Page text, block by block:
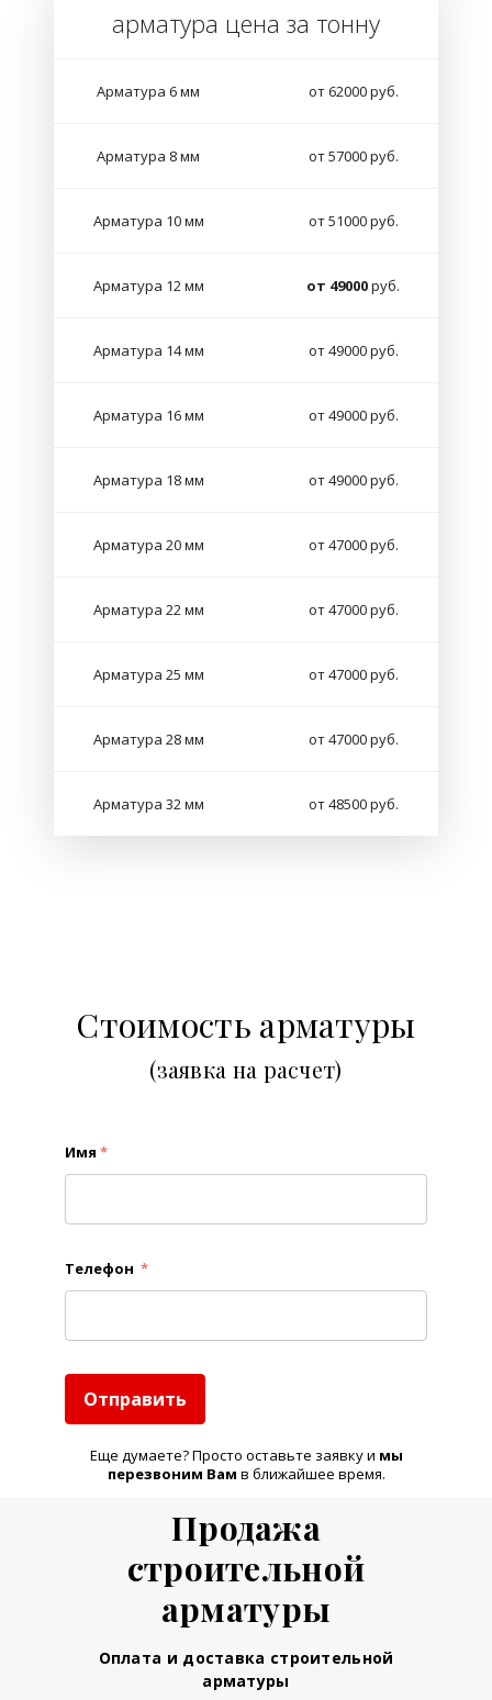
арматура цена за тонну
Арматура 6 мм от 62000 руб.
Арматура 8 мм от 57000 руб.
Арматура 10 мм от 51000 руб.
Арматура 12 мм от 49000руб.
Арматура 14 мм от 49000 руб.
Арматура 16 мм от 49000 руб.
Арматура 18 мм от 49000 руб.
Арматура 20 мм от 47000 руб.
Арматура 22 мм от 47000 руб.
Арматура 25 мм от 47000 руб.
Арматура 28 мм от 47000 руб.
Арматура 32 мм от 48500 руб.
Стоимость арматуры
(заявка на расчет)
Имя *
Телефон *
Отправить
Еще думаете? Просто оставьте заявку и мы
перезвоним Вам в ближайшее время.
Продажа
строительной
арматуры
Оплата и доставка строительной
арматуры